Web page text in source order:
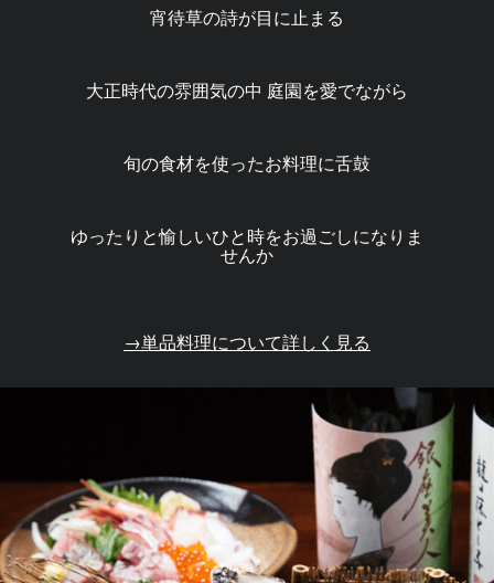
宵待草の詩が目に止まる
大正時代の雰囲気の中 庭園を愛でながら
旬の食材を使ったお料理に舌鼓
ゆったりと愉しいひと時をお過ごしになりま
せんか
→単品料理について詳しく見る